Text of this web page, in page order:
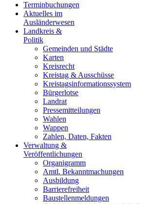
Terminbuchungen
Aktuelles im
Ausländerwesen
Landkreis &
Politik
Gemeinden und Städte
Karten
Kreisrecht
Kreistag & Ausschüsse
Kreistagsinformationssystem
Bürgerlotse
Landrat
Pressemitteilungen
Wahlen
Wappen
Zahlen, Daten, Fakten
Verwaltung &
Veröffentlichungen
Organigramm
Amtl. Bekanntmachungen
Ausbildung
Barrierefreiheit
Baustellenmeldungen